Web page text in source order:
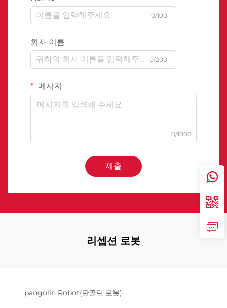
0/100
회사 이름
0/200
메시지
0/1000
제출
리셉션 로봇
pangolin Robot(판골린 로봇)